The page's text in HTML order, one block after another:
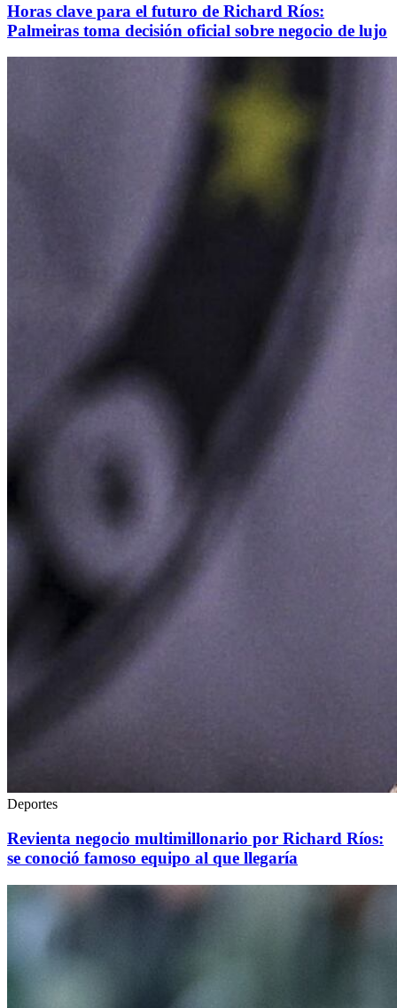
Horas clave para el futuro de Richard Ríos:
Palmeiras toma decisión oficial sobre negocio de lujo
Deportes
Revienta negocio multimillonario por Richard Ríos:
se conoció famoso equipo al que llegaría